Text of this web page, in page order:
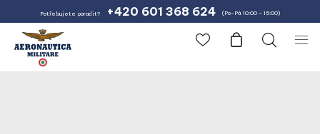
Potřebujete poradit? +420 601 368 624 (Po-Pá 10:00 – 15:00)